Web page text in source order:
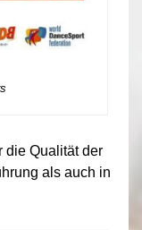
die Qualität der
als auch in